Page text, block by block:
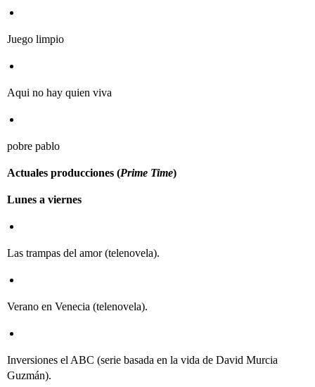
Juego limpio
Aqui no hay quien viva
pobre pablo
Actuales producciones (Prime Time)
Lunes a viernes
Las trampas del amor (telenovela).
Verano en Venecia (telenovela).
Inversiones el ABC (serie basada en la vida de David Murcia
Guzmán).